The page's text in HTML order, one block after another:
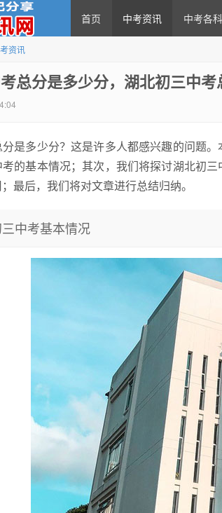
首页 中考资讯 中考各
资讯
总分是多少分，湖北初三中考
是多少分？这是许多人都感兴趣的问题
的基本情况；其次，我们将探讨湖北初
最后，我们将对文章进行总结归纳。
中考基本情况